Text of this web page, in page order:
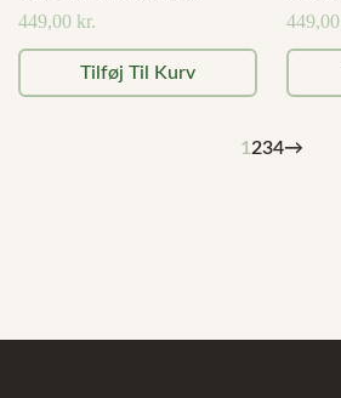
449,00 kr.
Tilføj Til Kurv
449,00
1234→